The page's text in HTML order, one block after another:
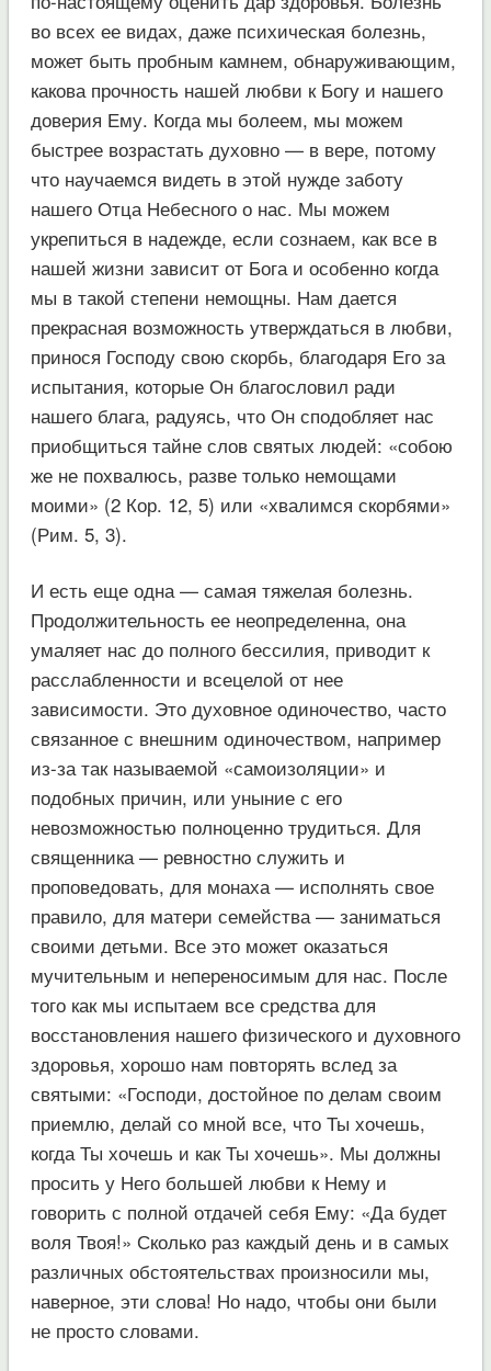
во всех ее видах, даже психическая болезнь,
может быть пробным камнем, обнаруживающим,
какова прочность нашей любви к Богу и нашего
доверия Ему. Когда мы болеем, мы можем
быстрее возрастать духовно — в вере, потому
что научаемся видеть в этой нужде заботу
нашего Отца Небесного о нас. Мы можем
укрепиться в надежде, если сознаем, как все в
нашей жизни зависит от Бога и особенно когда
мы в такой степени немощны. Нам дается
прекрасная возможность утверждаться в любви,
принося Господу свою скорбь, благодаря Его за
испытания, которые Он благословил ради
нашего блага, радуясь, что Он сподобляет нас
приобщиться тайне слов святых людей: «собою
же не похвалюсь, разве только немощами
моими» (2 Кор. 12, 5) или «хвалимся скорбями»
(Рим. 5, 3).
И есть еще одна — самая тяжелая болезнь.
Продолжительность ее неопределенна, она
умаляет нас до полного бессилия, приводит к
расслабленности и всецелой от нее
зависимости. Это духовное одиночество, часто
связанное с внешним одиночеством, например
из-за так называемой «самоизоляции» и
подобных причин, или уныние с его
невозможностью полноценно трудиться. Для
священника — ревностно служить и
проповедовать, для монаха — исполнять свое
правило, для матери семейства — заниматься
своими детьми. Все это может оказаться
мучительным и непереносимым для нас. После
того как мы испытаем все средства для
восстановления нашего физического и духовного
здоровья, хорошо нам повторять вслед за
святыми: «Господи, достойное по делам своим
приемлю, делай со мной все, что Ты хочешь,
когда Ты хочешь и как Ты хочешь». Мы должны
просить у Него большей любви к Нему и
говорить с полной отдачей себя Ему: «Да будет
воля Твоя!» Сколько раз каждый день и в самых
различных обстоятельствах произносили мы,
наверное, эти слова! Но надо, чтобы они были
не просто словами.